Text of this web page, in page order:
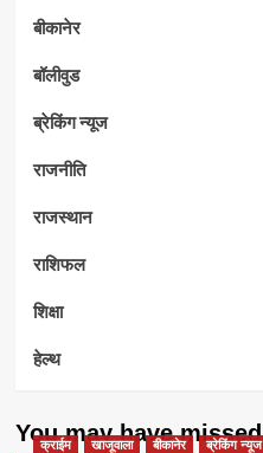
बीकानेर
बॉलीवुड
ब्रेकिंग न्यूज
राजनीति
राजस्थान
राशिफल
शिक्षा
हेल्थ
You may have missed
क्राईम खाजूवाला बीकानेर ब्रेकिंग न्यूज